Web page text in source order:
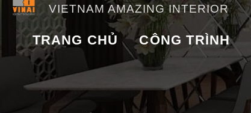
VIETNAM AMAZING INTERIOR
TRANG CHỦ CÔNG TRÌNH